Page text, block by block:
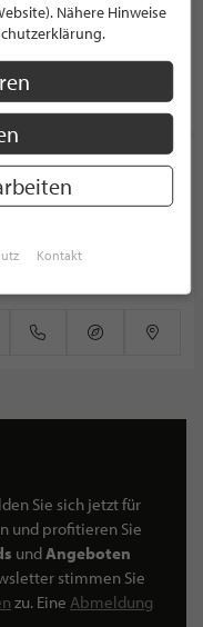
Sie sich jetzt für
und profitieren Sie
undAngeboten
stimmen Sie
zu. Eine Abmeldung
Nähere Hinweise
Kontakt